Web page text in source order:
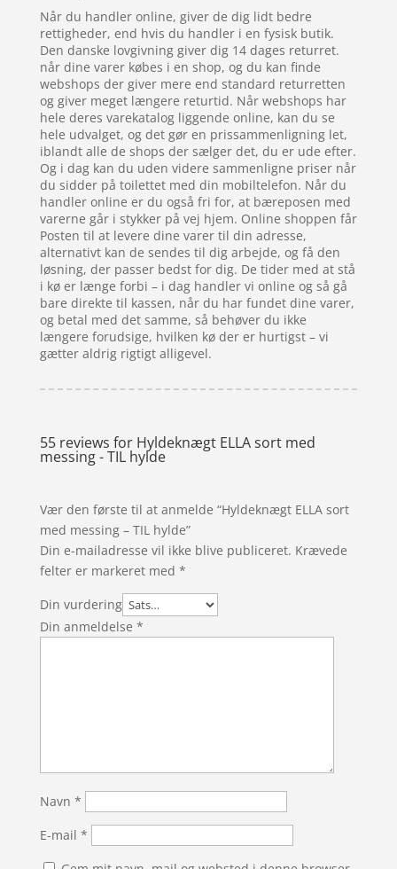
Når du handler online, giver de dig lidt bedre
rettigheder, end hvis du handler i en fysisk butik.
Den danske lovgivning giver dig 14 dages returret.
når dine varer købes i en shop, og du kan finde
webshops der giver mere end standard returretten
og giver meget længere returtid. Når webshops har
hele deres varekatalog liggende online, kan du se
hele udvalget, og det gør en prissammenligning let,
iblandt alle de shops der sælger det, du er ude efter.
Og i dag kan du uden videre sammenligne priser når
du sidder på toilettet med din mobiltelefon. Når du
handler online er du også fri for, at bæreposen med
varerne går i stykker på vej hjem. Online shoppen får
Posten til at levere dine varer til din adresse,
alternativt kan de sendes til dig arbejde, og få den
løsning, der passer bedst for dig. De tider med at stå
i kø er længe forbi – i dag handler vi online og så gå
bare direkte til kassen, når du har fundet dine varer,
og betal med det samme, så behøver du ikke
længere forudsige, hvilken kø der er hurtigst – vi
gætter aldrig rigtigt alligevel.
55 reviews for Hyldeknægt ELLA sort med
messing - TIL hylde
Vær den første til at anmelde “Hyldeknægt ELLA sort
med messing – TIL hylde”
Din e-mailadresse vil ikke blive publiceret. Krævede
felter er markeret med *
Din vurdering
Din anmeldelse *
Navn *
E-mail *